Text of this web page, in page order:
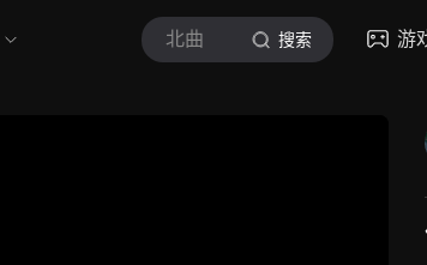
北曲 搜索 游